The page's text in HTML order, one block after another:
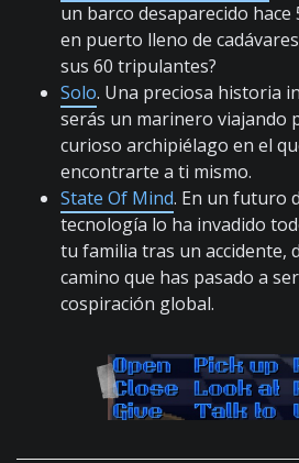
un barco desaparecido
en puerto lleno de
sus 60 tripulantes?
Solo. Una preciosa historia
serás un marinero viajando
curioso archipiélago en el
encontrarte a ti mismo.
State Of Mind. En un futuro
tecnología lo ha invadido
tu familia tras un accidente,
camino que has pasado a
cospiración global.